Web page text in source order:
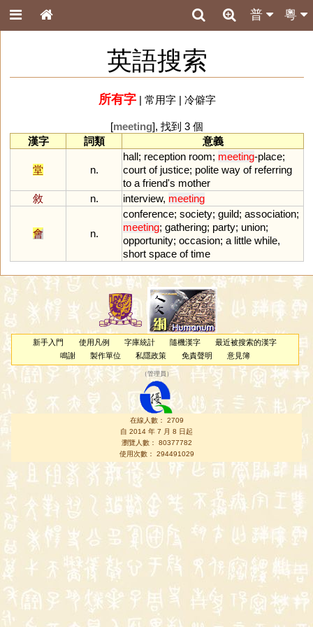
粵
普
英語搜索
所有字| 常用字| 冷僻字
[meeting], 找到 3 個
漢字
詞類 意義
堂 n.
hall; reception room; meeting-place;
court of justice; polite way of referring
to a friend's mother
敘
n. interview, meeting
會 n.
conference; society; guild; association;
meeting; gathering; party; union;
opportunity; occasion; a little while,
short space of time
新手入門 使用凡例 字庫統計 隨機漢字
最近被搜索的漢字
鳴謝
製作單位 私隱政策 免責聲明 意見簿
（管理員 ）
在線人數： 2709
自 2014 年 7 月 8 日起
瀏覽人數： 80377782
使用次數： 294491029